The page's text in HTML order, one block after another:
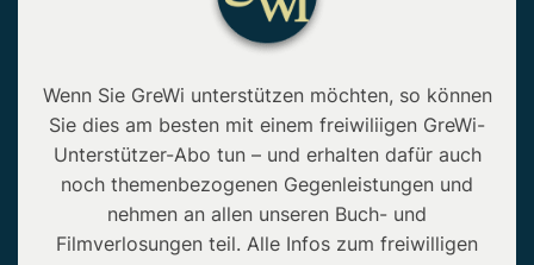
Wenn Sie GreWi unterstützen möchten, so können
Sie dies am besten mit einem freiwiliigen GreWi-
Unterstützer-Abo tun – und erhalten dafür auch
noch themenbezogenen Gegenleistungen und
nehmen an allen unseren Buch- und
Filmverlosungen teil. Alle Infos zum freiwilligen